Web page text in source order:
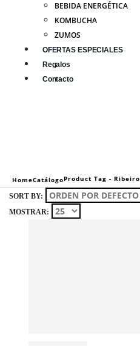
BEBIDA ENERGÉTICA
KOMBUCHA
ZUMOS
OFERTAS ESPECIALES
Regalos
Contacto
HomeCatálogoProduct Tag - Ribeiro
SORT BY:
MOSTRAR: